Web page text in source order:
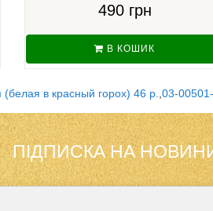
490 грн
В КОШИК
в красный горох) 46 р. 03-
ПІДПИСКА НА